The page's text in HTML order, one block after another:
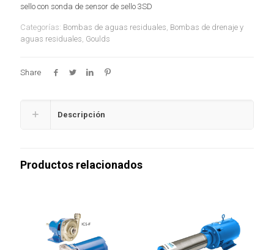
sello con sonda de sensor de sello 3SD
Categorías: Bombas de aguas residuales Bombas de drenaje y
aguas residuales Goulds
Share
Descripción
Productos relacionados